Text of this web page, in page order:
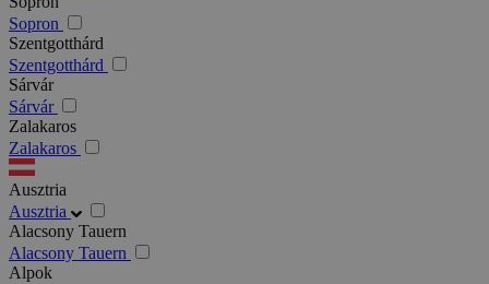
Sopron
Szentgotthárd
Szentgotthárd
Sárvár
Sárvár
Zalakaros
Zalakaros
Ausztria
Ausztria
Alacsony Tauern
Alacsony Tauern
Alpok